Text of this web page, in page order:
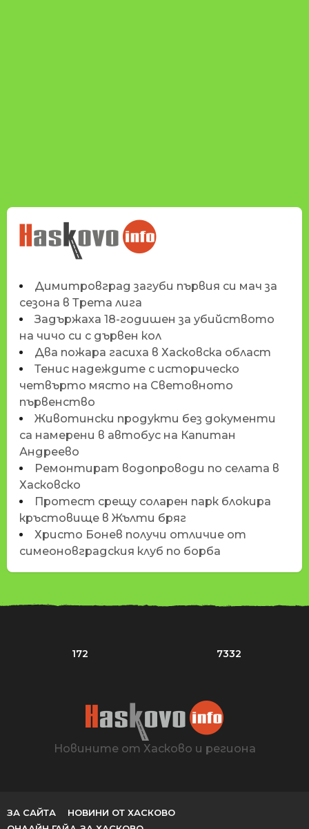
НОВИНИТЕ НА
HASKOVO.INFO
Димитровград загуби първия си мач за
сезона в Трета лига
Задържаха 18-годишен за убийството
на чичо си с дървен кол
Два пожара гасиха в Хасковска област
Тенис надеждите с историческо
четвърто място на Световното
първенство
Животински продукти без документи
са намерени в автобус на Капитан
Андреево
Ремонтират водопроводи по селата в
Хасковско
Протест срещу соларен парк блокира
кръстовище в Жълти бряг
Христо Бонев получи отличие от
симеоновградския клуб по борба
172 7332
Новините от Хасково и региона
ЗА САЙТА
НОВИНИ ОТ ХАСКОВО